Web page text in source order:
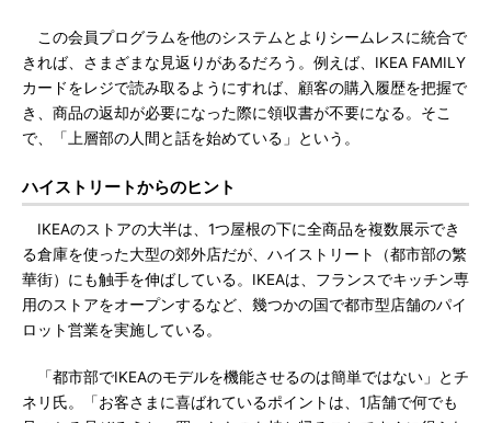
この会員プログラムを他のシステムとよりシームレスに統合で
きれば、さまざまな見返りがあるだろう。例えば、IKEA FAMILY
カードをレジで読み取るようにすれば、顧客の購入履歴を把握で
き、商品の返却が必要になった際に領収書が不要になる。そこ
で、「上層部の人間と話を始めている」という。
ハイストリートからのヒント
IKEAのストアの大半は、1つ屋根の下に全商品を複数展示でき
る倉庫を使った大型の郊外店だが、ハイストリート（都市部の繁
華街）にも触手を伸ばしている。IKEAは、フランスでキッチン専
用のストアをオープンするなど、幾つかの国で都市型店舗のパイ
ロット営業を実施している。
「都市部でIKEAのモデルを機能させるのは簡単ではない」とチ
ネリ氏。「お客さまに喜ばれているポイントは、1店舗で何でも